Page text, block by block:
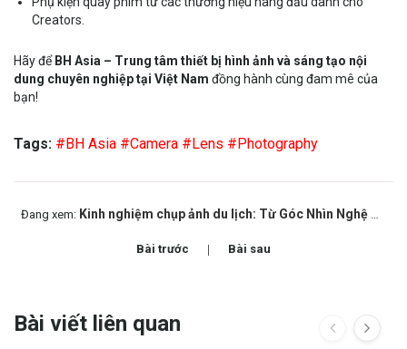
Creators.
Hãy để BH Asia – Trung tâm thiết bị hình ảnh và sáng tạo nội
dung chuyên nghiệp tại Việt Nam đồng hành cùng đam mê của
bạn!
Tags: #BH Asia #Camera #Lens #Photography
Đang xem: Kinh nghiệm chụp ảnh du lịch: Từ Góc Nhìn Nghệ Thuật Đến Lựa Chọn Thiết Bị Hoàn Hảo
Bài trước Bài sau
Bài viết liên quan